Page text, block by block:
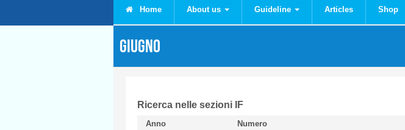
Home About us Guideline Articles Shop
Giugno
Ricerca nelle sezioni IF
Anno Numero